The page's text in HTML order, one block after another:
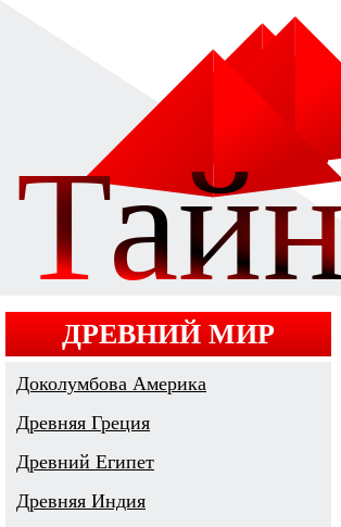
ДРЕВНИЙ МИР
Доколумбова Америка
Древняя Греция
Древний Египет
Древняя Индия